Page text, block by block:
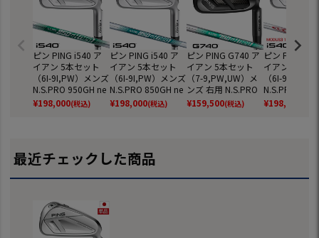
ピン PING i540 ア
イアン 5本セット
（6I-9I,PW）メンズ
N.S.PRO 950GH ne
o スチール 2026年
モデル 日本正規品
¥198,000(税込)
ピン PING i540 ア
イアン 5本セット
（6I-9I,PW）メンズ
N.S.PRO 850GH ne
o スチール 2026年
モデル 日本正規品
¥198,000(税込)
ピン PING G740 ア
イアン 5本セット
（7-9,PW,UW）メ
ンズ 右用 N.S.PRO
750GH neo スチー
ル 2026年モデル 日
¥159,500(税込)
ピン PING
イアン 5本セ
（6I-9I,PW）
N.S.PRO
OUR 115 ス
2026年モデ
¥198,000
最近チェックした商品